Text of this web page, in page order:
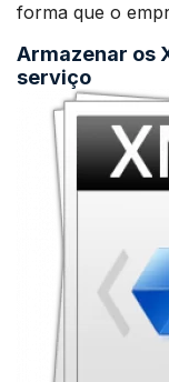
forma que o
Armazenar os
serviço